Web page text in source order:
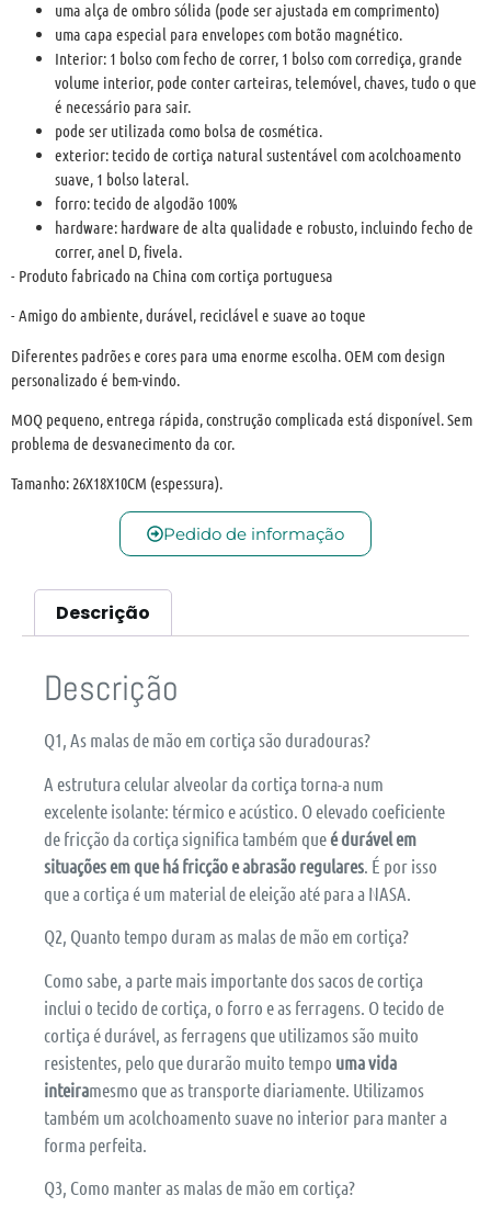
uma alça de ombro sólida (pode ser ajustada em comprimento)
uma capa especial para envelopes com botão magnético.
Interior: 1 bolso com fecho de correr, 1 bolso com corrediça, grande
volume interior, pode conter carteiras, telemóvel, chaves, tudo o que
é necessário para sair.
pode ser utilizada como bolsa de cosmética.
exterior: tecido de cortiça natural sustentável com acolchoamento
suave, 1 bolso lateral.
forro: tecido de algodão 100%
hardware: hardware de alta qualidade e robusto, incluindo fecho de
correr, anel D, fivela.
- Produto fabricado na China com cortiça portuguesa
- Amigo do ambiente, durável, reciclável e suave ao toque
Diferentes padrões e cores para uma enorme escolha. OEM com design
personalizado é bem-vindo.
MOQ pequeno, entrega rápida, construção complicada está disponível. Sem
problema de desvanecimento da cor.
Tamanho: 26X18X10CM (espessura).
Pedido de informação
Descrição
Descrição
Q1, As malas de mão em cortiça são duradouras?
A estrutura celular alveolar da cortiça torna-a num
excelente isolante: térmico e acústico. O elevado coeficiente
de fricção da cortiça significa também que é durável em
situações em que há fricção e abrasão regulares . É por isso
que a cortiça é um material de eleição até para a NASA.
Q2, Quanto tempo duram as malas de mão em cortiça?
Como sabe, a parte mais importante dos sacos de cortiça
inclui o tecido de cortiça, o forro e as ferragens. O tecido de
cortiça é durável, as ferragens que utilizamos são muito
resistentes, pelo que durarão muito tempo uma vida
inteiramesmo que as transporte diariamente. Utilizamos
também um acolchoamento suave no interior para manter a
forma perfeita.
Q3, Como manter as malas de mão em cortiça?